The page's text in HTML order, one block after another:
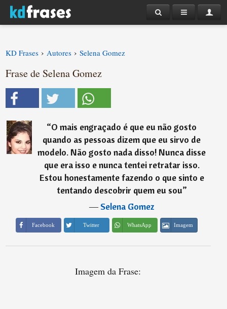
KD Frases › Autores › Selena Gomez
Frase de Selena Gomez
“O mais engraçado é que eu não gosto
quando as pessoas dizem que eu sirvo de
modelo. Não gosto nada disso! Nunca disse
que era isso e nunca tentei retratar isso.
Estou honestamente fazendo o que sinto e
tentando descobrir quem eu sou”
―Selena Gomez
Facebook Twitter WhatsApp Imagem
Imagem da Frase: